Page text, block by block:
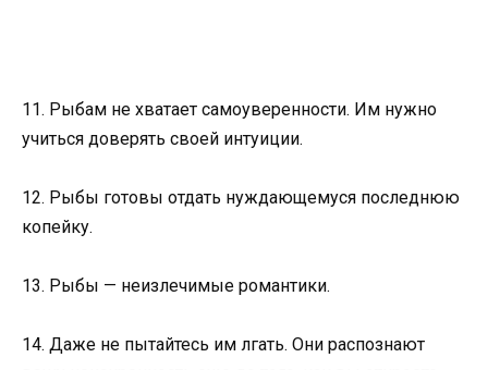
11. Рыбам не хватает самоуверенности. Им нужно
учиться доверять своей интуиции.
12. Рыбы готовы отдать нуждающемуся последнюю
копейку.
13. Рыбы — неизлечимые романтики.
14. Даже не пытайтесь им лгать. Они распознают